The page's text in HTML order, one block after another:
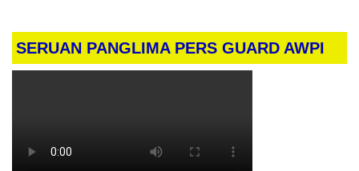
SERUAN PANGLIMA PERS GUARD AWPI